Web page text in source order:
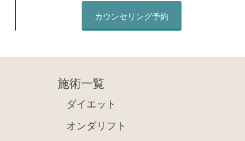
カウンセリング予約
施術一覧
ダイエット
オンダリフト